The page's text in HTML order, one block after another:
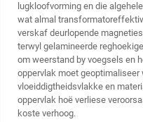
lugkloofvorming en die
wat almal
verskaf deurlopende
terwyl gelamineerde
om weerstand by voegsels en
oppervlak moet
vloeiddigtheidsvlakke en
oppervlak hoë verliese
koste verhoog.